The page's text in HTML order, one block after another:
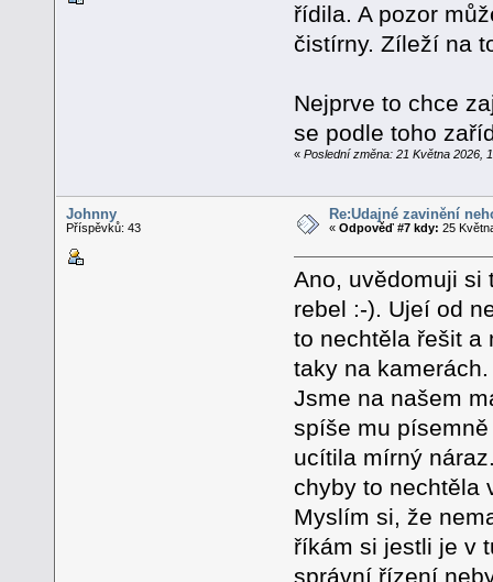
řídila. A pozor
čistírny. Zíleží na
Nejprve to chce
se podle toho
« Poslední změna: 21 Května 2026,
Johnny
Příspěvků: 43
Re:Údajné zavinění
«Odpověď #7 kdy: 25
Ano, uvědomuji si
rebel :-). Ujeí od
to nechtěla řešit a
taky na kamerách.
Jsme na našem
spíše mu
ucítila mírný
chyby to nechtěla
Myslím si, že
říkám si jestli je v
správní řízení